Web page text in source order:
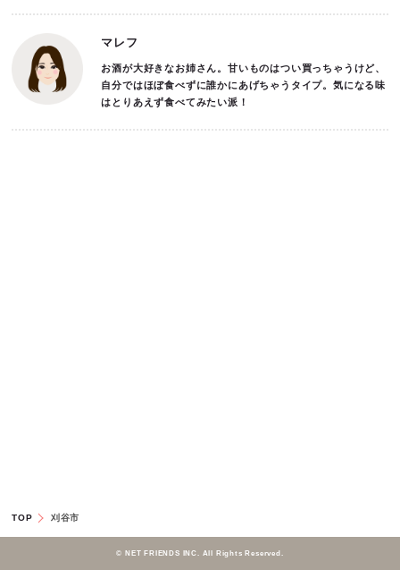
マレフ
お酒が大好きなお姉さん。甘いものはつい買っちゃうけど、
自分ではほぼ食べずに誰かにあげちゃうタイプ。気になる味
はとりあえず食べてみたい派！
TOP 刈谷市
© NET FRIENDS INC. All Rights Reserved.